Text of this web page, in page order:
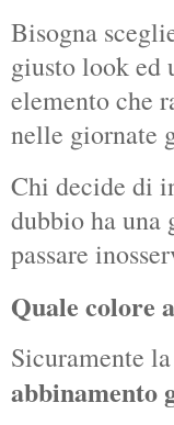
Bisogna
giusto look
elemento che
nelle giornate
Chi decide di
dubbio ha una
passare
Quale colore
Sicuramente
abbinamento